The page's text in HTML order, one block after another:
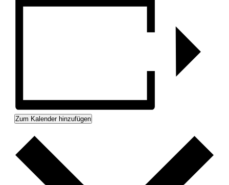
Zum Kalender hinzufügen